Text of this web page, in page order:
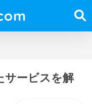
サービスを解